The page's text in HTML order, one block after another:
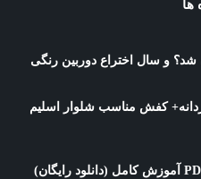
ها
شد؟ و سال اختراع دوربین رنگی
کفش مناسب شلوار اسلیم